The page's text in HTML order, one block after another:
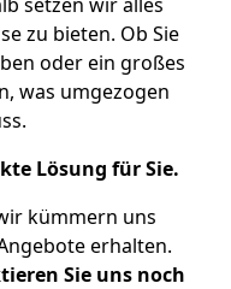
zu bieten. Ob Sie
oder ein großes
was umgezogen
Lösung für Sie.
kümmern uns
erhalten.
Sie uns noch